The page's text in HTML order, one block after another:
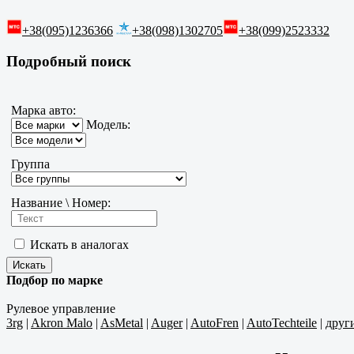
+38(095)1236366 +38(098)1302705 +38(099)2523332
Подробный поиск
Марка авто:
Модель:
Группа
Название \ Номер:
Искать в аналогах
Подбор по марке
Рулевое управление
3rg | Akron Malo | AsMetal | Auger| AutoFren | AutoTechteile |